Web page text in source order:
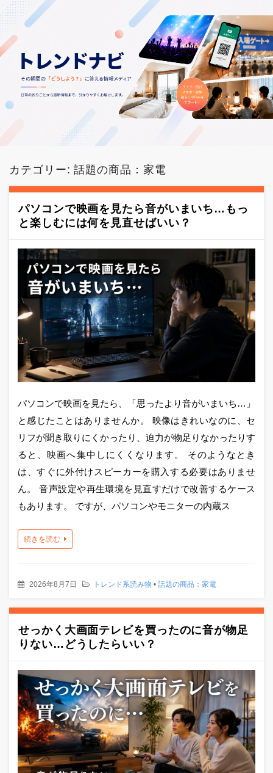
カテゴリー:話題の商品：家電
パソコンで映画を見たら音がいまいち…もっ
と楽しむには何を見直せばいい？
パソコンで映画を見たら、「思ったより音がいまいち…」
と感じたことはありませんか。 映像はきれいなのに、セ
リフが聞き取りにくかったり、迫力が物足りなかったりす
ると、映画へ集中しにくくなります。 そのようなとき
は、すぐに外付けスピーカーを購入する必要はありませ
ん。 音声設定や再生環境を見直すだけで改善するケース
もあります。 ですが、パソコンやモニターの内蔵ス
続きを読む
2026年8月7日 トレンド系読み物 • 話題の商品：家電
せっかく大画面テレビを買ったのに音が物足
りない…どうしたらいい？